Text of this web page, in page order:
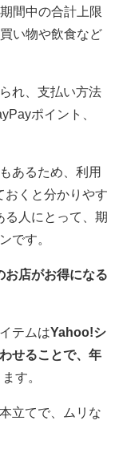
間中の合計上限
い物や飲食など
れ、支払い方法
ポイント、
あるため、利用
おくと分かりやす
る人にとって、期
です。
お店がお得になる
テムはYahoo!シ
せることで、年
す。
立てで、ムリな